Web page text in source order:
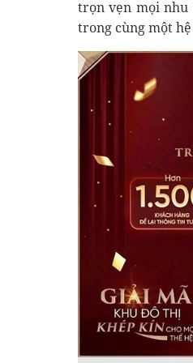
trọn vẹn mọi nhu
trong cùng một